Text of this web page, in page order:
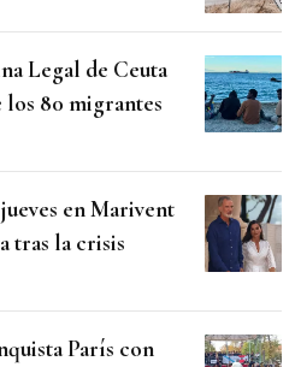
Legal de Ceuta
80 migrantes
en Marivent
tras la crisis
París con